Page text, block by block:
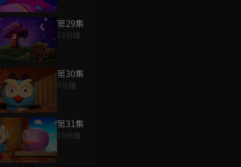
第29集
10分鐘
第30集
9分鐘
第31集
10分鐘